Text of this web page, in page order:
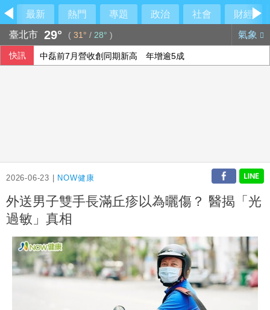
最新 熱門 專題 政治 社會
財經
臺北市 29° ( 31° / 28° ) 氣象
快訊 中磊前7月營收創同期新高 年增逾5成
2026-06-23 | NOW健康
外送男子雙手長滿丘疹以為曬傷？ 醫揭「光
過敏」真相